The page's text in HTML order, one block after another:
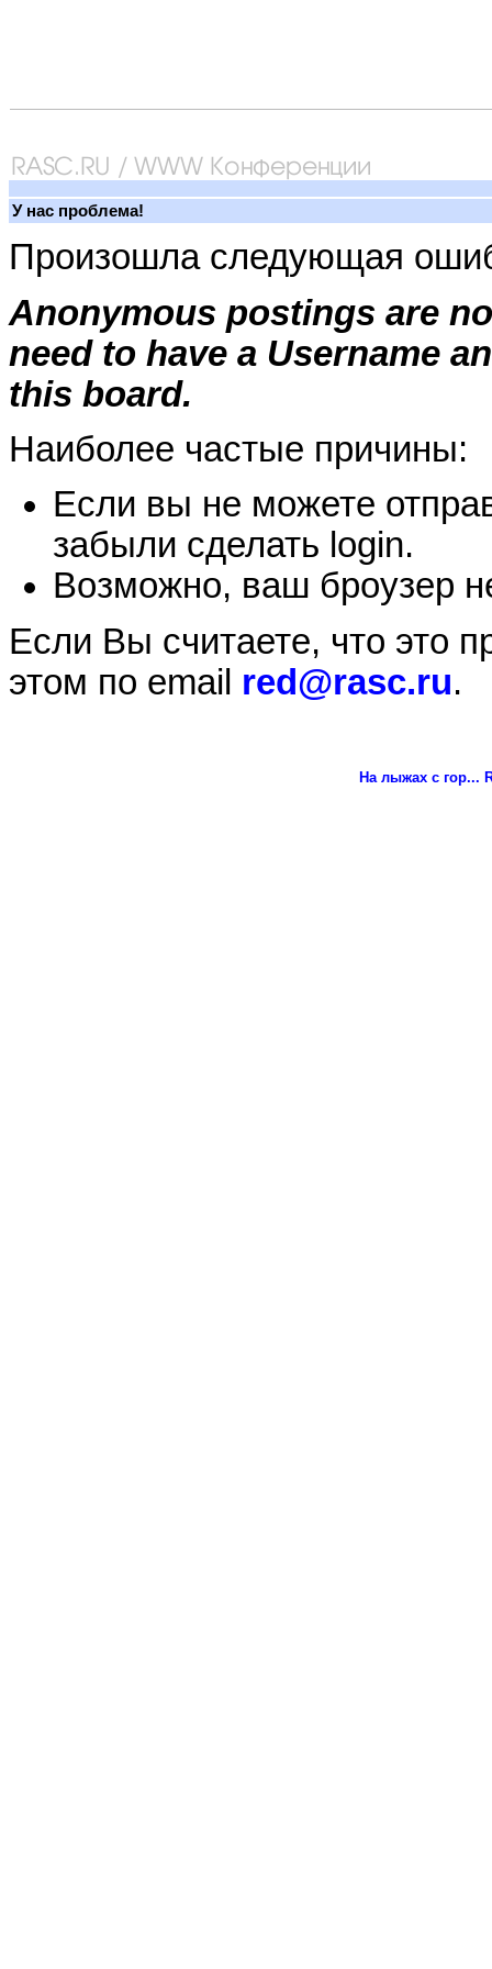
У нас проблема!
Произошла следующая
Anonymous postings are
need to have a Username
this board.
Наиболее частые причины:
Если вы не можете
забыли сделать login.
Возможно, ваш броузер
Если Вы считаете, что это
этом по email red@rasc.ru.
На лыжах с гор...